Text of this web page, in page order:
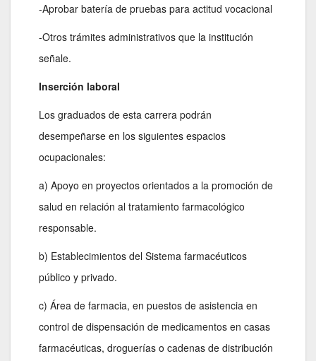
-Aprobar batería de pruebas para actitud vocacional
-Otros trámites administrativos que la institución
señale.
Inserción laboral
Los graduados de esta carrera podrán
desempeñarse en los siguientes espacios
ocupacionales:
a) Apoyo en proyectos orientados a la promoción de
salud en relación al tratamiento farmacológico
responsable.
b) Establecimientos del Sistema farmacéuticos
público y privado.
c) Área de farmacia, en puestos de asistencia en
control de dispensación de medicamentos en casas
farmacéuticas, droguerías o cadenas de distribución